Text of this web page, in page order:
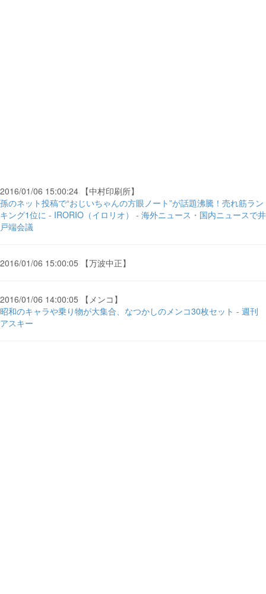
2016/01/06 15:00:24 【中村印刷所】
孫のネット投稿で“おじいちゃんの方眼ノート”が話題沸騰！売れ筋ラン
キング1位に - IRORIO（イロリオ） - 海外ニュース・国内ニュースで井
戸端会議
2016/01/06 15:00:05 【万波中正】
2016/01/06 14:00:05 【メンコ】
昭和のキャラや乗り物が大集合、なつかしのメンコ30枚セット - 週刊
アスキー